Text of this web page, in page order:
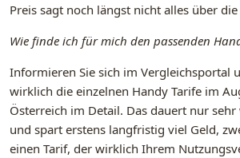
Preis sagt noch längst nicht alles über
Wie finde ich für mich den passenden
Informieren Sie sich im Vergleichsportal
wirklich die einzelnen Handy Tarife im
Österreich im Detail. Das dauert nur
und spart erstens langfristig viel Geld,
einen Tarif, der wirklich Ihrem